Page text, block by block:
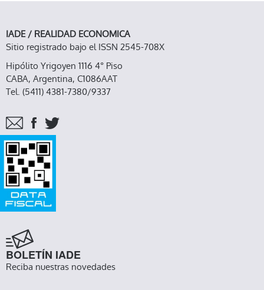
IADE / REALIDAD ECONOMICA
Sitio registrado bajo el ISSN 2545-708X
Hipólito Yrigoyen 1116 4° Piso
CABA, Argentina, C1086AAT
Tel. (5411) 4381-7380/9337
BOLETÍN IADE
Reciba nuestras novedades